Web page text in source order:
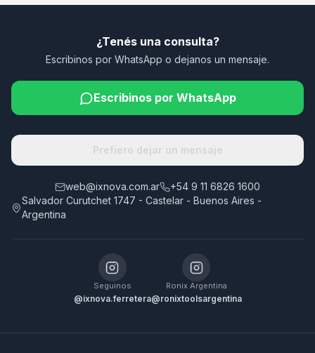
¿Tenés una consulta?
Escribinos por WhatsApp o dejanos un mensaje.
Escribinos por WhatsApp
Prefiero dejar un mensaje
web@ixnova.com.ar
+54 9 11 6826 1600
Salvador Curutchet 1747 - Castelar - Buenos Aires -
Argentina
Seguinos
@ixnova.ferretera
Ronix Argentina
@ronixtoolsargentina